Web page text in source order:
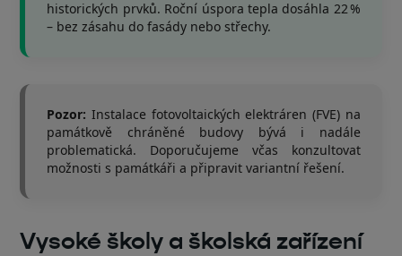
historických prvků. Roční úspora tepla dosáhla 22 %
– bez zásahu do fasády nebo střechy.
Pozor: Instalace fotovoltaických elektráren (FVE) na
památkově chráněné budovy bývá i nadále
problematická. Doporučujeme včas konzultovat
možnosti s památkáři a připravit variantní řešení.
Vysoké školy a školská zařízení